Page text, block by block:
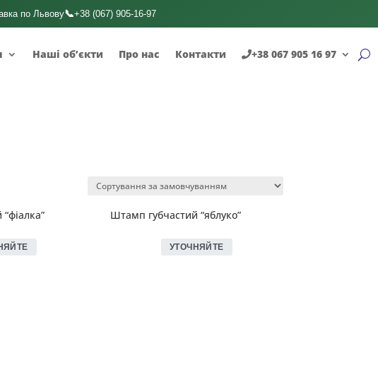
по Львову📞+38 (067) 905-16-97
Наші об’єкти Про нас Контакти +38 067 905 16 97
Штамп губчастий “яблуко”
УТОЧНЯЙТЕ